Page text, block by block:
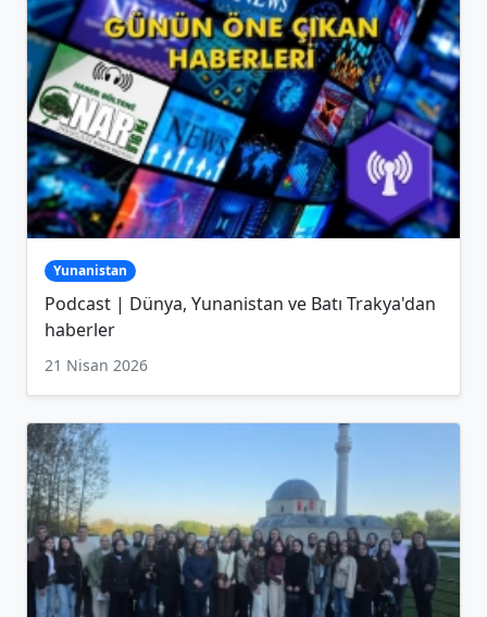
Yunanistan
Podcast | Dünya, Yunanistan ve Batı Trakya'dan
haberler
21 Nisan 2026